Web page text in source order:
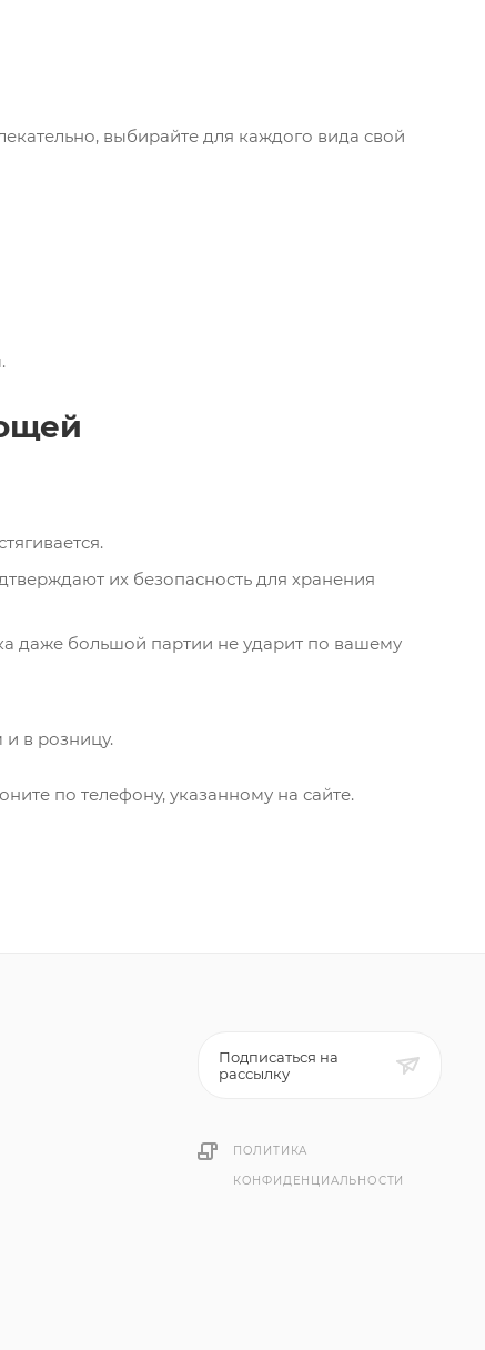
выбирайте для каждого вида свой
их безопасность для хранения
даже большой партии не ударит по вашему
в розницу.
по телефону, указанному на сайте.
Подписаться на
рассылку
ПОЛИТИКА
КОНФИДЕНЦИАЛЬНОСТИ